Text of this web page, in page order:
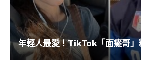
年輕人最愛！TikTok「面癱哥」